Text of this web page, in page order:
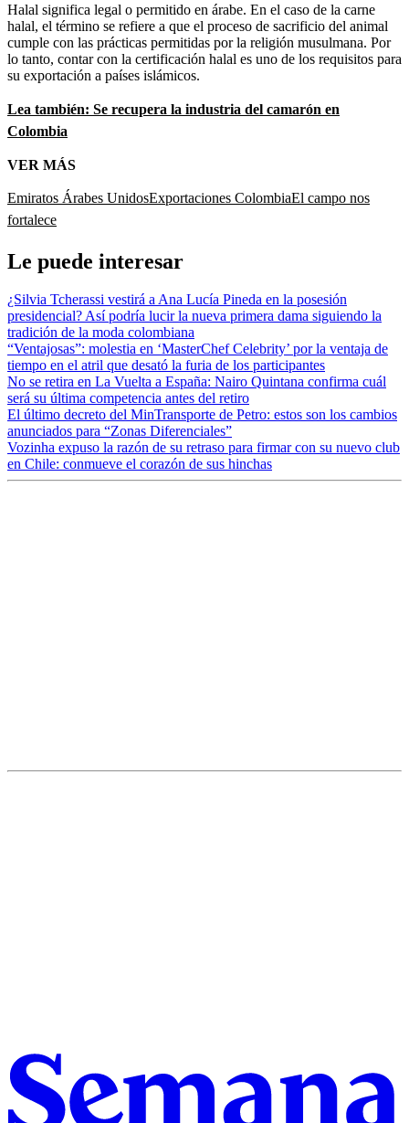
Halal significa legal o permitido en árabe. En el caso de la carne
halal, el término se refiere a que el proceso de sacrificio del animal
cumple con las prácticas permitidas por la religión musulmana. Por
lo tanto, contar con la certificación halal es uno de los requisitos para
su exportación a países islámicos.
Lea también: Se recupera la industria del camarón en
Colombia
VER MÁS
Emiratos Árabes UnidosExportaciones ColombiaEl campo nos
fortalece
Le puede interesar
¿Silvia Tcherassi vestirá a Ana Lucía Pineda en la posesión
presidencial? Así podría lucir la nueva primera dama siguiendo la
tradición de la moda colombiana
“Ventajosas”: molestia en ‘MasterChef Celebrity’ por la ventaja de
tiempo en el atril que desató la furia de los participantes
No se retira en La Vuelta a España: Nairo Quintana confirma cuál
será su última competencia antes del retiro
El último decreto del MinTransporte de Petro: estos son los cambios
anunciados para “Zonas Diferenciales”
Vozinha expuso la razón de su retraso para firmar con su nuevo club
en Chile: conmueve el corazón de sus hinchas